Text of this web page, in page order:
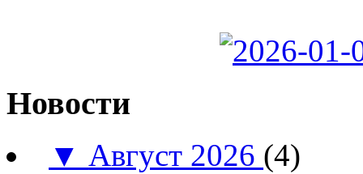
Новости
▼ Август 2026 (4)